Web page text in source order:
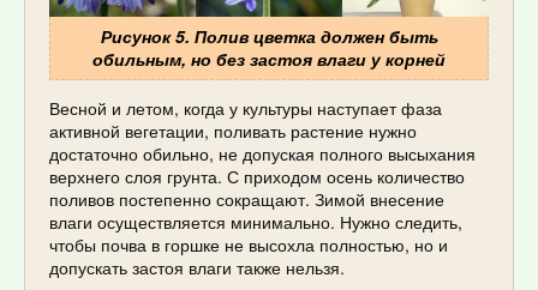
Рисунок 5. Полив цветка должен быть
обильным, но без застоя влаги у корней
Весной и летом, когда у культуры наступает фаза
активной вегетации, поливать растение нужно
достаточно обильно, не допуская полного высыхания
верхнего слоя грунта. С приходом осень количество
поливов постепенно сокращают. Зимой внесение
влаги осуществляется минимально. Нужно следить,
чтобы почва в горшке не высохла полностью, но и
допускать застоя влаги также нельзя.